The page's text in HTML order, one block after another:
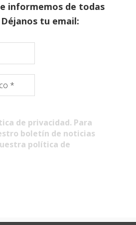
informemos de todas
tu email:
de privacidad. Para
boletín de noticias
política de